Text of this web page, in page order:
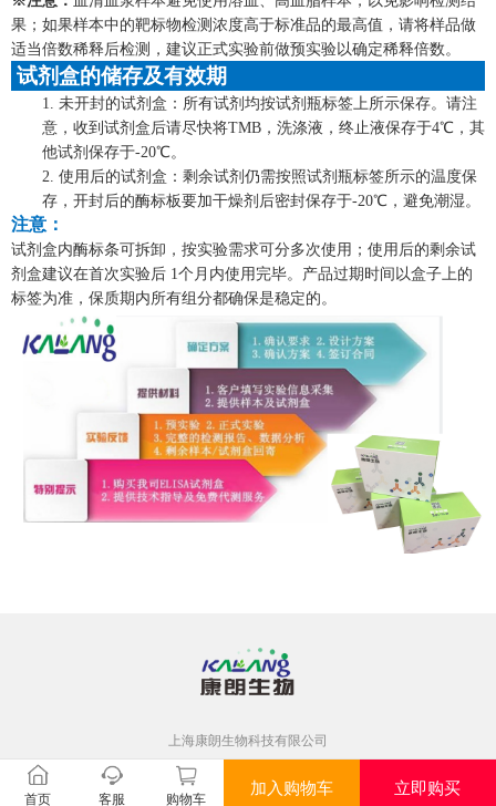
果；如果样本中的靶标物检测浓度高于标准品的最高值，请将样品做
适当倍数稀释后检测，建议正式实验前做预实验以确定稀释倍数。
试剂盒的储存及有效期
1. 未开封的试剂盒：所有试剂均按试剂瓶标签上所示保存。请注
意，收到试剂盒后请尽快将TMB，洗涤液，终止液保存于4℃，其
他试剂保存于-20℃。
2. 使用后的试剂盒：剩余试剂仍需按照试剂瓶标签所示的温度保
存，开封后的酶标板要加干燥剂后密封保存于-20℃，避免潮湿。
注意：
试剂盒内酶标条可拆卸，按实验需求可分多次使用；使用后的剩余试
剂盒建议在首次实验后 1个月内使用完毕。产品过期时间以盒子上的
标签为准，保质期内所有组分都确保是稳定的。
上海康朗生物科技有限公司
首页 客服 购物车 加入购物车 立即购买